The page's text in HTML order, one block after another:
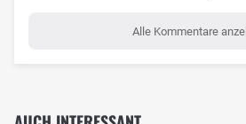
Alle Kommentare